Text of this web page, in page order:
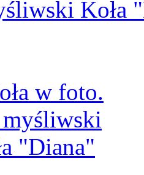
Koła
w foto.
"Diana"